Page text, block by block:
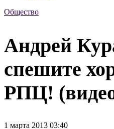
Общество
Андрей
спешите
РПЦ!
1 марта 2013 03:40